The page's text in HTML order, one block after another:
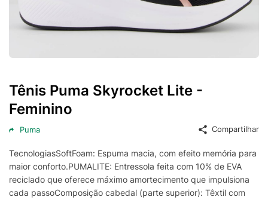
Tênis Puma Skyrocket Lite -
Feminino
Puma Compartilhar
TecnologiasSoftFoam: Espuma macia, com efeito memória para
maior conforto.PUMALITE: Entressola feita com 10% de EVA
reciclado que oferece máximo amortecimento que impulsiona
cada passoComposição cabedal (parte superior): Têxtil com